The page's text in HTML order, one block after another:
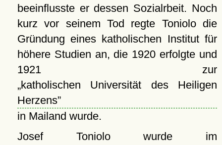
beeinflusste er dessen Sozialrbeit. Noch
kurz vor seinem Tod regte Toniolo die
Gründung eines katholischen Institut für
höhere Studien an, die 1920 erfolgte und
1921 zur
katholischen Universität des Heiligen
Herzens
in Mailand wurde.
Josef Toniolo wurde im